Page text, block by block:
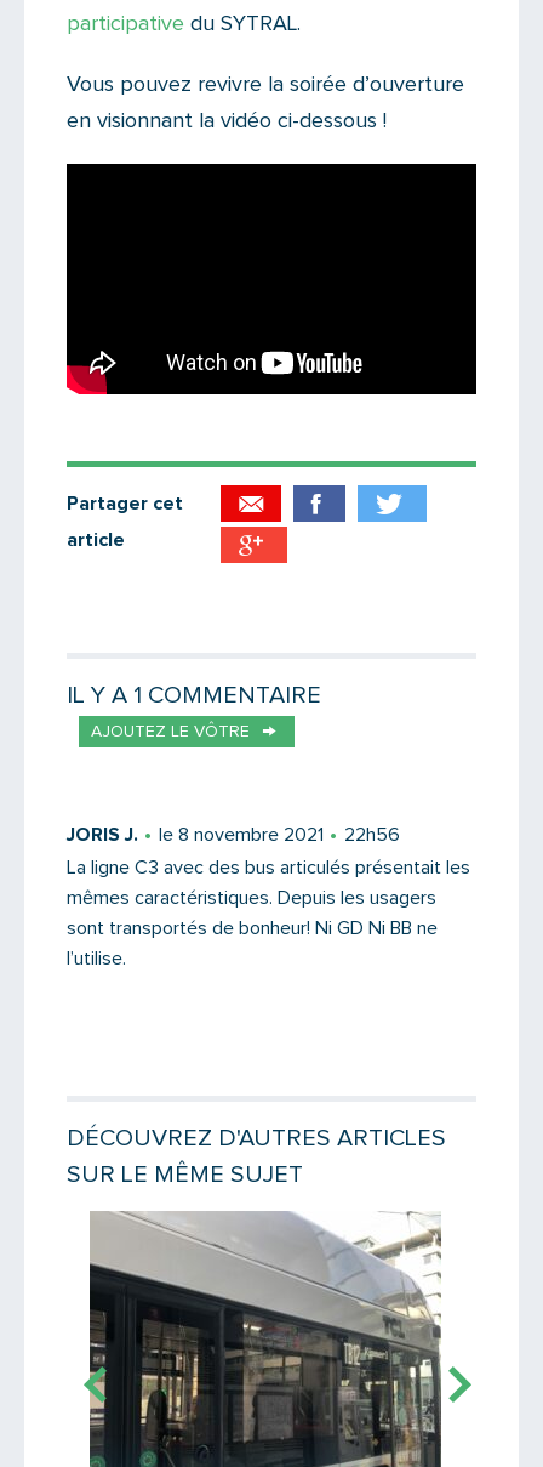
participative du SYTRAL.
Vous pouvez revivre la soirée d’ouverture
en visionnant la vidéo ci-dessous !
Partager cet
article
Message
Saisissez le code
PARTAGER
IL Y A 1 COMMENTAIRE
AJOUTEZ LE VÔTRE
JORIS J. le 8 novembre 2021
22h56
La ligne C3 avec des bus articulés présentait les
mêmes caractéristiques. Depuis les usagers
sont transportés de bonheur! Ni GD Ni BB ne
l’utilise.
DÉCOUVREZ D'AUTRES ARTICLES
SUR LE MÊME SUJET
Lire la suite